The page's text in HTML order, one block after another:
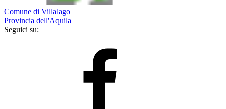
Comune di Villalago
Provincia dell'Aquila
Seguici su: